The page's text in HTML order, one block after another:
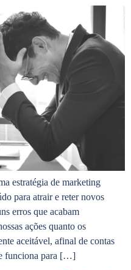
estratégia de marketing
para atrair e reter novos
erros que acabam
ações quanto os
aceitável, afinal de contas
funciona para […]